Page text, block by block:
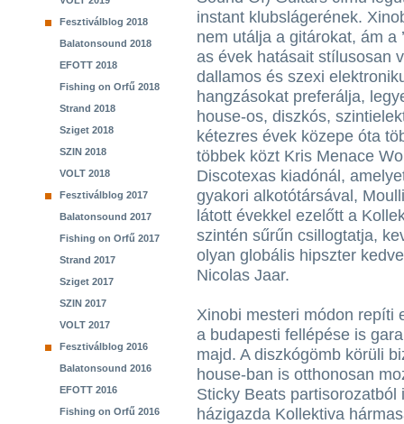
Fesztiválblog 2018
Balatonsound 2018
EFOTT 2018
Fishing on Orfű 2018
Strand 2018
Sziget 2018
SZIN 2018
VOLT 2018
Fesztiválblog 2017
Balatonsound 2017
Fishing on Orfű 2017
Strand 2017
Sziget 2017
SZIN 2017
VOLT 2017
Fesztiválblog 2016
Balatonsound 2016
EFOTT 2016
Fishing on Orfű 2016
instant klubslágerének.
nem utálja a gitárokat, ám a
as évek hatásait stílusosan
dallamos és szexi
hangzásokat preferálja,
house-os, diszkós,
kétezres évek közepe óta
többek közt Kris Menace
Discotexas kiadónál,
gyakori alkotótársával,
látott évekkel ezelőtt a
szintén sűrűn csillogtatja,
olyan globális hipszter
Nicolas Jaar.
Xinobi mesteri módon repíti
a budapesti fellépése is
majd. A diszkógömb körüli
house-ban is otthonosan
Sticky Beats
házigazda Kollektiva